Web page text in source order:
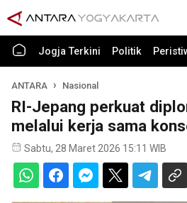
Jogja Terkini Politik
ANTARA Nasional
RI-Jepang perkuat
melalui kerja sama
Sabtu, 28 Maret 2026 15:11 WIB